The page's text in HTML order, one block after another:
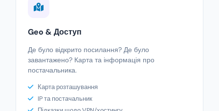
Geo & Доступ
Де було відкрито посилання? Де було
завантажено? Карта та інформація про
постачальника.
Карта розташування
IP та постачальник